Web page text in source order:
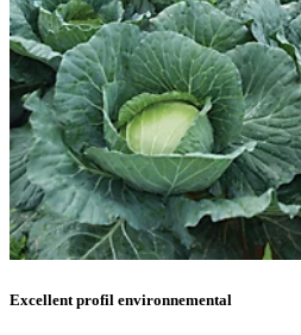
Excellent profil environnemental